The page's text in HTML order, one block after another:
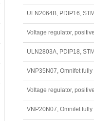
ULN2064B, PDIP16,
ULN2803A, PDIP18,